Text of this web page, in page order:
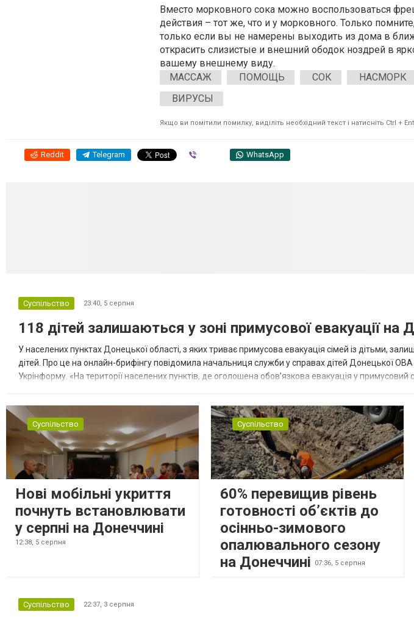
Вместо морковного сока можно воспользоваться
действия – тот же, что и у морковного. Только
только если вы не намерены выходить из дома в
открасить слизистые и внешний ободок ноздрей в
вашему внешнему виду.
МАССАЖ
ПОМОЩЬ СОК НАСМОРК
ВИРУСЫ
Якщо ви помітили помилку, виділіть необхідний текст і натисніть Ctrl +
Reddit Telegram WhatsApp
Суспільство 23:40, 5 серпня
118 дітей залишаються у зоні примусової евакуації на
У населених пунктах Донецької області, з яких триває примусова евакуація сімей із дітьми,
дітей. Про це на онлайн-брифінгу повідомила начальниця служби у справах дітей Донецької
Укрінформу. «На території населених пунктів, де оголошена обов’язкова евакуація у примусовий
Суспільство
Нові мобільні укриття
почнуть встановлювати
у серпні на Донеччині
12:38, 5 серпня
Суспільство
60% перевищив рівень
готовності об’єктів до
осінньо-зимового
опалювального сезону
на Донеччині
07:36, 5 серпня
Суспільство 22:37, 3 серпня